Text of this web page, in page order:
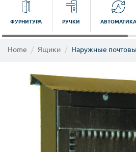
ФУРНИТУРА РУЧКИ АВТОМАТИКА
Home Ящики Наружные